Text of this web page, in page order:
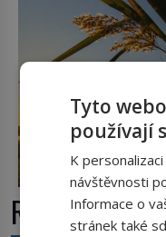
Rákos:
Tyto
používají
K
návštěvnosti
Informace o
stránek také